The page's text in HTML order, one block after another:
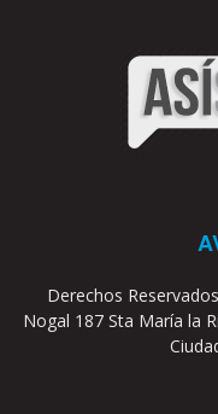
Derechos
Nogal 187 Sta María la